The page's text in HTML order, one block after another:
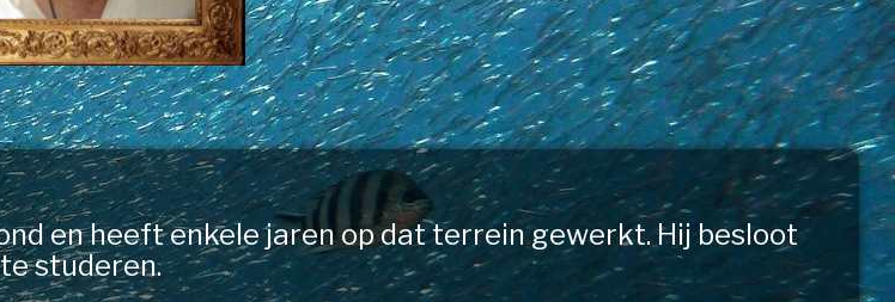
en heeft enkele jaren op dat terrein gewerkt. Hij besloot
studeren.